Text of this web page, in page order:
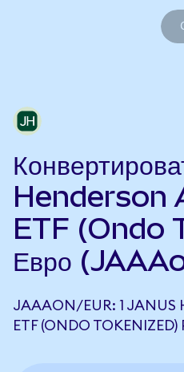
Henderson
ETF (Ondo
Евро
JAAAON/EUR: 1 JANUS
ETF (ONDO